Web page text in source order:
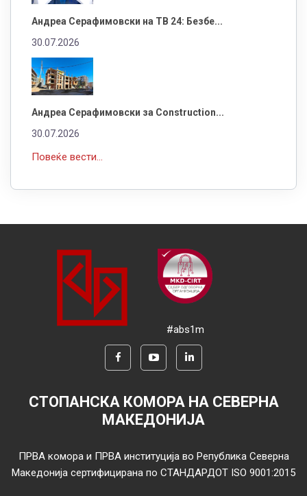
Андреа Серафимовски на ТВ 24: Безбе...
30.07.2026
Андреа Серафимовски за Construction...
30.07.2026
Повеќе вести...
#abs1m
СТОПАНСКА КОМОРА НА СЕВЕРНА
МАКЕДОНИЈА
ПРВА комора и ПРВА институција во Република Северна
Македонија сертифицирана по СТАНДАРДОТ ISO 9001:2015